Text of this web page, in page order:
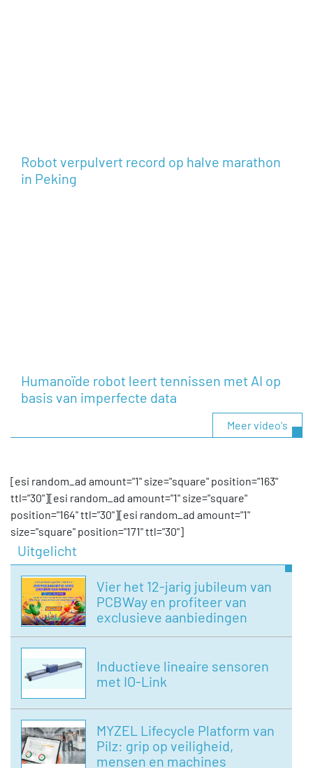
Robot verpulvert record op halve marathon
in Peking
Humanoïde robot leert tennissen met AI op
basis van imperfecte data
Meer video's
[esi random_ad amount="1" size="square" position="163"
ttl="30"][esi random_ad amount="1" size="square"
position="164" ttl="30"][esi random_ad amount="1"
size="square" position="171" ttl="30"]
Uitgelicht
Vier het 12-jarig jubileum van
PCBWay en profiteer van
exclusieve aanbiedingen
Inductieve lineaire sensoren
met IO-Link
MYZEL Lifecycle Platform van
Pilz: grip op veiligheid,
mensen en machines